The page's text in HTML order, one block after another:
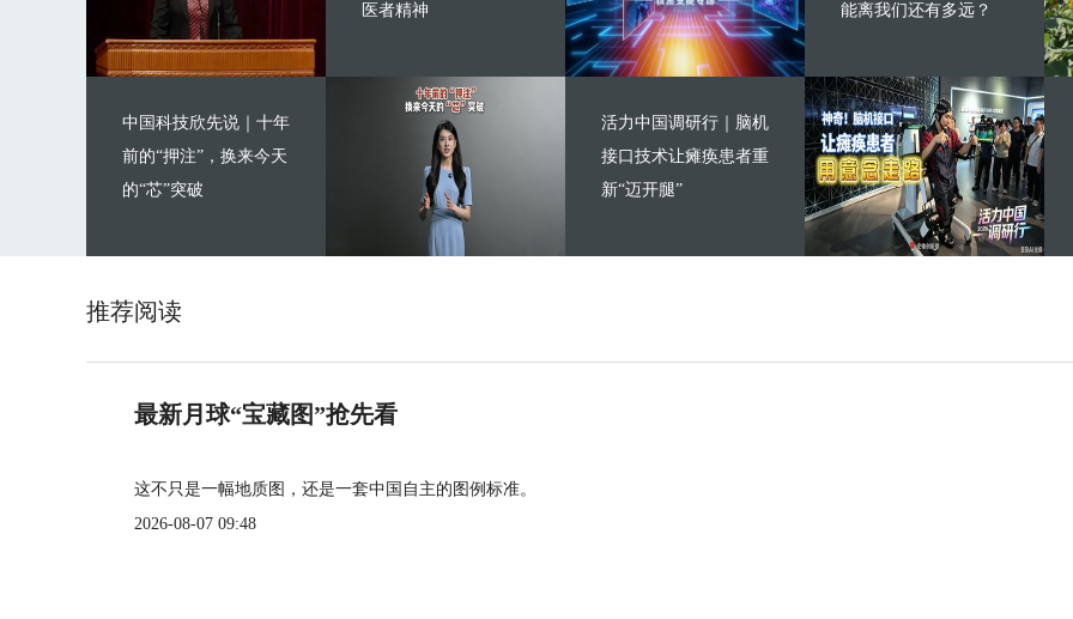
医者精神
中国科技欣先说｜十年
前的“押注”，换来今天
的“芯”突破
能离我们还有多远？
活力中国调研行｜脑机
接口技术让瘫痪患者重
新“迈开腿”
推荐阅读
最新月球“宝藏图”抢先看
这不只是一幅地质图，还是一套中国自主的图例标准。
2026-08-07 09:48